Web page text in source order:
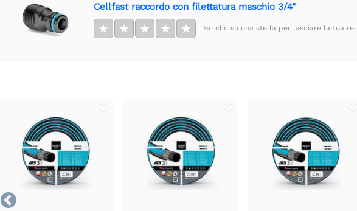
Cellfast raccordo con filettatura maschio 3/4"
★ ★ ★ ★ ★ Fai clic su una stella per lasciare la tua
